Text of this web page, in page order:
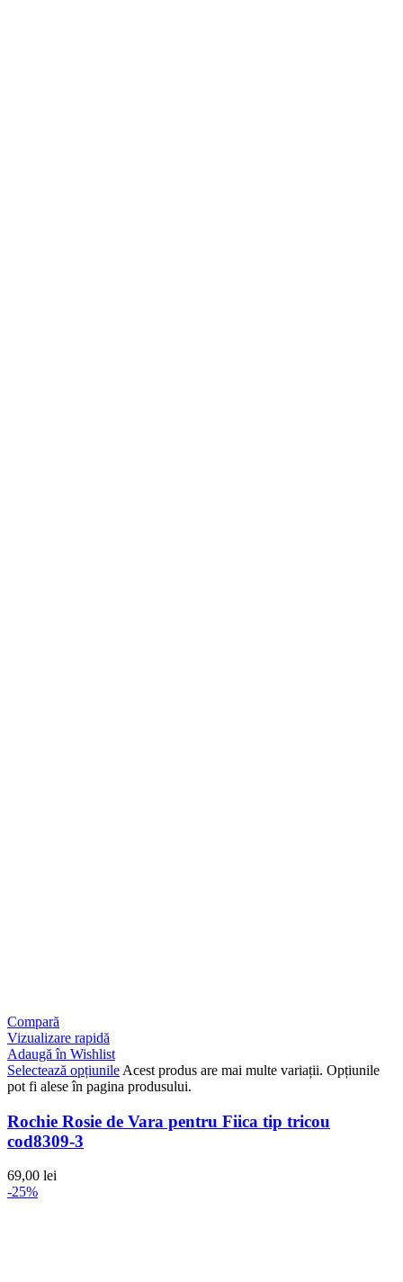
Compară
Vizualizare rapidă
Adaugă în Wishlist
Selectează opțiunile Acest produs are mai multe variații. Opțiunile
pot fi alese în pagina produsului.
Rochie Rosie de Vara pentru Fiica tip tricou
cod8309-3
69,00 lei
-25%